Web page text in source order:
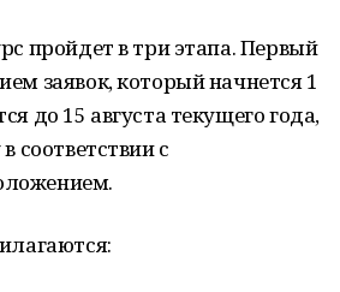
пройдет в три этапа. Первый
заявок, который начнется 1
до 15 августа текущего года,
соответствии с